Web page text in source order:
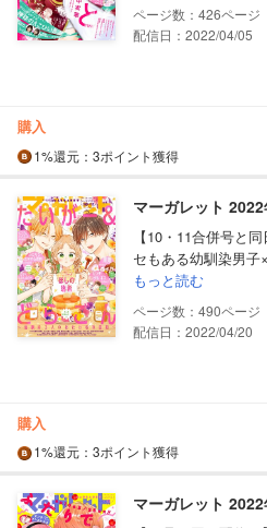
426
配信日：2022/04/05
購入
1%還元 ：3ポイント獲得
マーガレット
【10・11合併号と
セもある幼馴染男
もっと読む
490
配信日：2022/04/20
購入
1%還元 ：3ポイント獲得
マーガレット